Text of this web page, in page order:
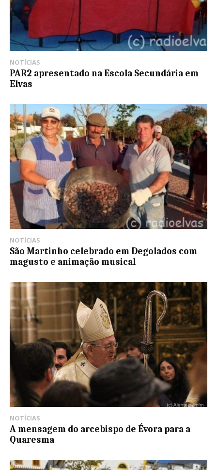
NOTÍCIAS
PAR2 apresentado na Escola Secundária em
Elvas
NOTÍCIAS
São Martinho celebrado em Degolados com
magusto e animação musical
NOTÍCIAS
A mensagem do arcebispo de Évora para a
Quaresma